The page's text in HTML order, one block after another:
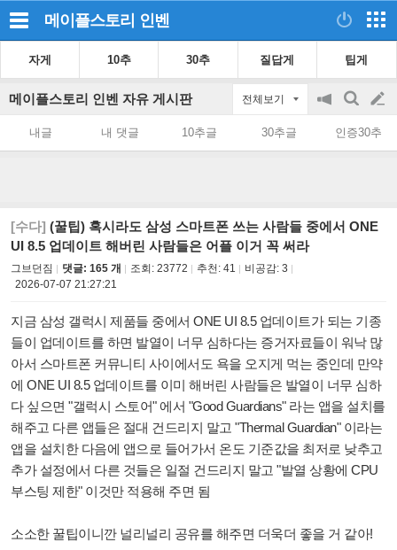
메이플스토리 인벤
자게 10추 30추 질답게 팁게
메이플스토리 인벤 자유 게시판 전체보기
공
on/off
검
색
글
쓰
내글 내 댓글 10추글 30추글 인증30추
[수다] (꿀팁) 혹시라도 삼성 스마트폰 쓰는 사람들 중에서 ONE
UI 8.5 업데이트 해버린 사람들은 어플 이거 꼭 써라
그브던짐 댓글: 165 개 조회: 23772 추천: 41 비공감: 3
2026-07-07 21:27:21
지금 삼성 갤럭시 제품들 중에서 ONE UI 8.5 업데이트가 되는 기종
들이 업데이트를 하면 발열이 너무 심하다는 증거자료들이 워낙 많
아서 스마트폰 커뮤니티 사이에서도 욕을 오지게 먹는 중인데 만약
에 ONE UI 8.5 업데이트를 이미 해버린 사람들은 발열이 너무 심하
다 싶으면 "갤럭시 스토어" 에서 "Good Guardians" 라는 앱을 설치를
해주고 다른 앱들은 절대 건드리지 말고 "Thermal Guardian" 이라는
앱을 설치한 다음에 앱으로 들어가서 온도 기준값을 최저로 낮추고
추가 설정에서 다른 것들은 일절 건드리지 말고 "발열 상황에 CPU
부스팅 제한" 이것만 적용해 주면 됨
소소한 꿀팁이니깐 널리널리 공유를 해주면 더욱더 좋을 거 같아!